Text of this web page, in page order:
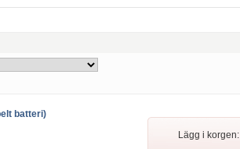
Lägg i korgen:
batteri)